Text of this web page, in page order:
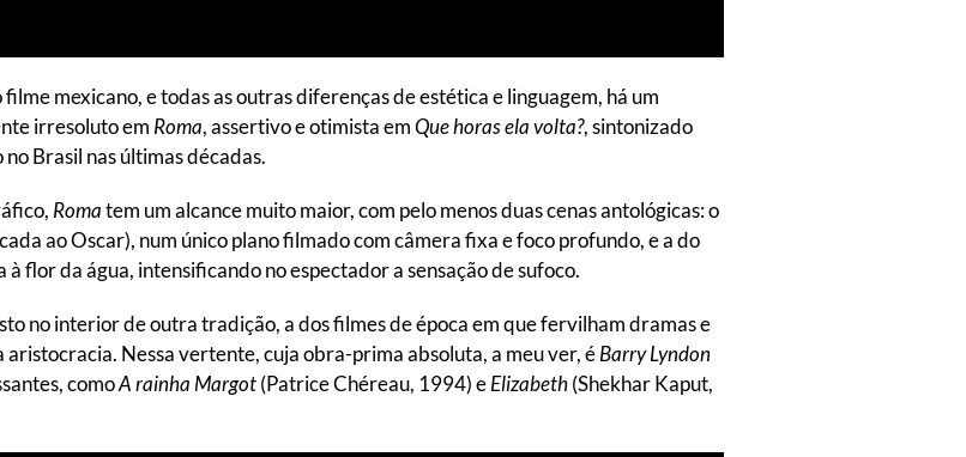
mexicano, e todas as outras diferenças de estética e linguagem, há um
irresoluto em Roma, assertivo e otimista emQue horas ela volta?, sintonizado
Brasil nas últimas décadas.
Romatem um alcance muito maior, com pelo menos duas cenas antológicas: o
ao Oscar), num único plano filmado com câmera fixa e foco profundo, e a do
flor da água, intensificando no espectador a sensação de sufoco.
no interior de outra tradição, a dos filmes de época em que fervilham dramas e
aristocracia. Nessa vertente, cuja obra-prima absoluta, a meu ver, éBarry Lyndon
comoA rainha Margot(Patrice Chéreau, 1994) eElizabeth(Shekhar Kaput,